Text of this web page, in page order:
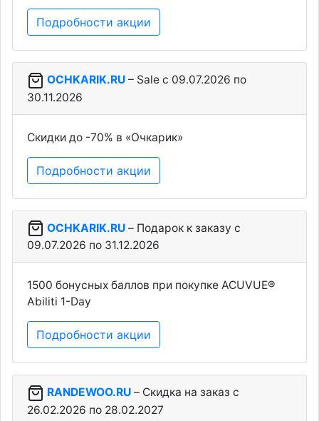
Подробности акции
OCHKARIK.RU – Sale c 09.07.2026 по
30.11.2026
Скидки до -70% в «Очкарик»
Подробности акции
OCHKARIK.RU – Подарок к заказу c
09.07.2026 по 31.12.2026
1500 бонусных баллов при покупке ACUVUE®
Abiliti 1-Day
Подробности акции
RANDEWOO.RU – Скидка на заказ c
26.02.2026 по 28.02.2027